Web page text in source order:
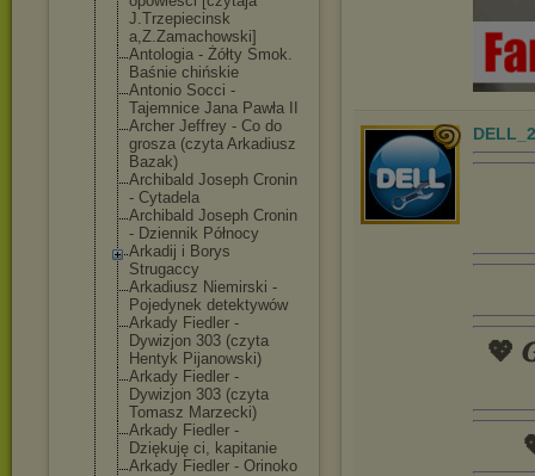
J.Trzepiecinsk
a,Z.Zamachowski]
Antologia - Żółty Smok.
Baśnie chińskie
Antonio Socci -
Tajemnice Jana Pawła II
Archer Jeffrey - Co do
grosza (czyta Arkadiusz
Bazak)
Archibald Joseph Cronin
- Cytadela
Archibald Joseph Cronin
- Dziennik Północy
Arkadij i Borys
Strugaccy
Arkadiusz Niemirski -
Pojedynek detektywów
Arkady Fiedler -
Dywizjon 303 (czyta
Hentyk Pijanowski)
Arkady Fiedler -
Dywizjon 303 (czyta
Tomasz Marzecki)
Arkady Fiedler -
Dziękuję ci, kapitanie
Arkady Fiedler - Orinoko
💖